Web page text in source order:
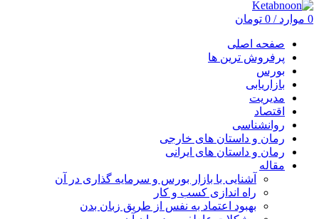
0 موارد /
0 تومان
صفحه اصلی
پرفروش ترین ها
بورس
بازاریابی
مدیریت
اقتصاد
روانشناسی
رمان و داستان های خارجی
رمان و داستان های ایرانی
مقاله
آشنایی با بازار بورس و سرمایه گذاری در آن
راه اندازی کسب و کار
بهبود اعتماد به نفس از طریق زبان بدن